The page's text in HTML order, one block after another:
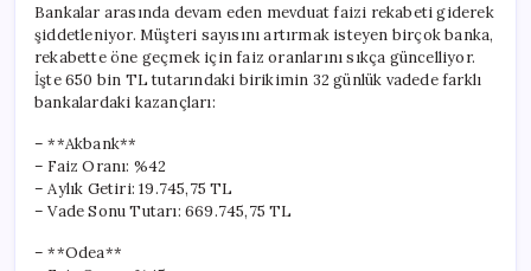
650
Bin
TL
İçin
Bankalar arasında devam eden mevduat faizi rekabeti giderek
şiddetleniyor. Müşteri sayısını artırmak isteyen birçok banka,
rekabette öne geçmek için faiz oranlarını sıkça güncelliyor.
İşte 650 bin TL tutarındaki birikimin 32 günlük vadede farklı
bankalardaki kazançları:
– **Akbank**
– Faiz Oranı: %42
– Aylık Getiri: 19.745,75 TL
– Vade Sonu Tutarı: 669.745,75 TL
– **Odea**